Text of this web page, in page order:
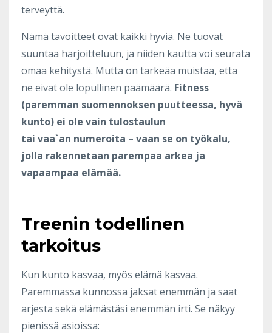
terveyttä.
Nämä tavoitteet ovat kaikki hyviä. Ne tuovat
suuntaa harjoitteluun, ja niiden kautta voi seurata
omaa kehitystä. Mutta on tärkeää muistaa, että
ne eivät ole lopullinen päämäärä. Fitness
(paremman suomennoksen puutteessa, hyvä
kunto) ei ole vain tulostaulun
tai vaa`an numeroita – vaan se on työkalu,
jolla rakennetaan parempaa arkea ja
vapaampaa elämää.
Treenin todellinen
tarkoitus
Kun kunto kasvaa, myös elämä kasvaa.
Paremmassa kunnossa jaksat enemmän ja saat
arjesta sekä elämästäsi enemmän irti. Se näkyy
pienissä asioissa: